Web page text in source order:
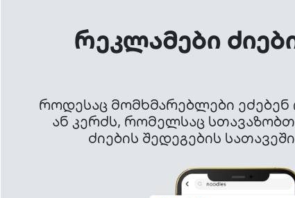
რეკლამები
როდესაც მომხმარებლები ეძებენ
ან კერძს, რომელსაც
ძიების შედეგების